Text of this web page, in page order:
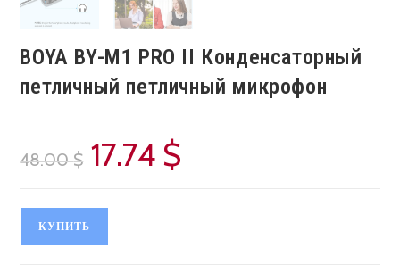
BOYA BY-M1 PRO II Конденсаторный
петличный петличный микрофон
48.00$
Первоначальная
цена
составляла
17.74 $
КУПИТЬ